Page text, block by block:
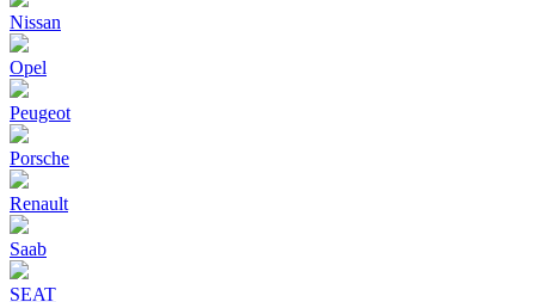
Nissan
Opel
Peugeot
Porsche
Renault
Saab
SEAT